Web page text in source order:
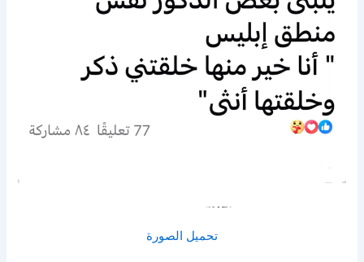
تحميل الصورة